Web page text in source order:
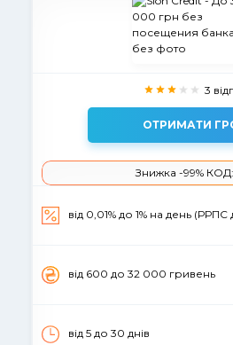
3
ОТРИМАТИ
Знижка -99%
від 0,01% до 1% на день (РРПС
вiд 600 до 32 000 гривень
від 5 до 30 днiв